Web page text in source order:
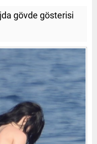
gövde gösterisi